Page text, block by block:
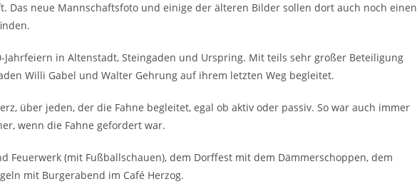
Das neue Mannschaftsfoto und einige der älteren Bilder sollen dort auch noch einen
Jahrfeiern in Altenstadt, Steingaden und Urspring. Mit teils sehr großer Beteiligung
Willi Gabel und Walter Gehrung auf ihrem letzten Weg begleitet.
über jeden, der die Fahne begleitet, egal ob aktiv oder passiv. So war auch immer
wenn die Fahne gefordert war.
Feuerwerk (mit Fußballschauen), dem Dorffest mit dem Dämmerschoppen, dem
mit Burgerabend im Café Herzog.